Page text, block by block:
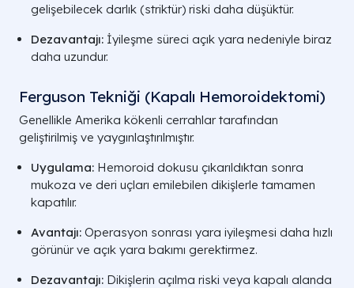
gelişebilecek darlık (striktür) riski daha düşüktür.
Dezavantajı: İyileşme süreci açık yara nedeniyle biraz
daha uzundur.
Ferguson Tekniği (Kapalı Hemoroidektomi)
Genellikle Amerika kökenli cerrahlar tarafından
geliştirilmiş ve yaygınlaştırılmıştır.
Uygulama: Hemoroid dokusu çıkarıldıktan sonra
mukoza ve deri uçları emilebilen dikişlerle tamamen
kapatılır.
Avantajı: Operasyon sonrası yara iyileşmesi daha hızlı
görünür ve açık yara bakımı gerektirmez.
Dezavantajı: Dikişlerin açılma riski veya kapalı alanda